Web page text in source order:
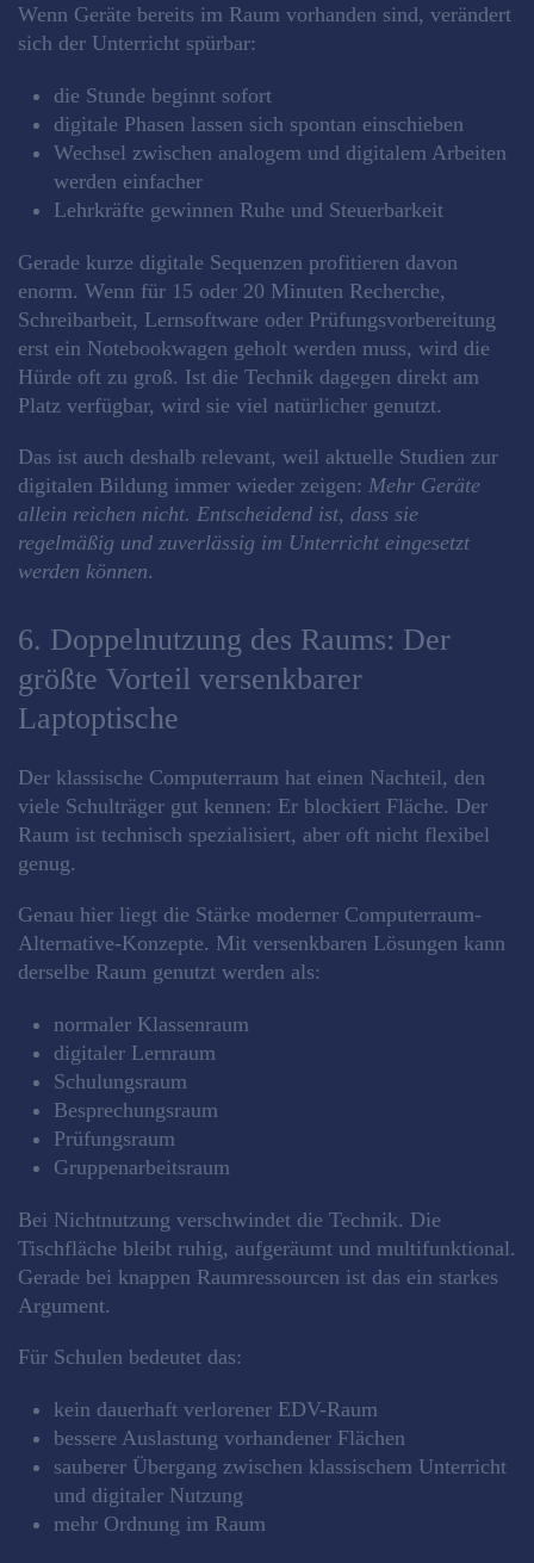
Wenn Geräte bereits im Raum vorhanden sind, verändert
sich der Unterricht spürbar:
die Stunde beginnt sofort
digitale Phasen lassen sich spontan einschieben
Wechsel zwischen analogem und digitalem Arbeiten
werden einfacher
Lehrkräfte gewinnen Ruhe und Steuerbarkeit
Gerade kurze digitale Sequenzen profitieren davon
enorm. Wenn für 15 oder 20 Minuten Recherche,
Schreibarbeit, Lernsoftware oder Prüfungsvorbereitung
erst ein Notebookwagen geholt werden muss, wird die
Hürde oft zu groß. Ist die Technik dagegen direkt am
Platz verfügbar, wird sie viel natürlicher genutzt.
Das ist auch deshalb relevant, weil aktuelle Studien zur
digitalen Bildung immer wieder zeigen: Mehr Geräte
allein reichen nicht. Entscheidend ist, dass sie
regelmäßig und zuverlässig im Unterricht eingesetzt
werden können.
6. Doppelnutzung des Raums: Der
größte Vorteil versenkbarer
Laptoptische
Der klassische Computerraum hat einen Nachteil, den
viele Schulträger gut kennen: Er blockiert Fläche. Der
Raum ist technisch spezialisiert, aber oft nicht flexibel
genug.
Genau hier liegt die Stärke moderner Computerraum-
Alternative-Konzepte. Mit versenkbaren Lösungen kann
derselbe Raum genutzt werden als:
normaler Klassenraum
digitaler Lernraum
Schulungsraum
Besprechungsraum
Prüfungsraum
Gruppenarbeitsraum
Bei Nichtnutzung verschwindet die Technik. Die
Tischfläche bleibt ruhig, aufgeräumt und multifunktional.
Gerade bei knappen Raumressourcen ist das ein starkes
Argument.
Für Schulen bedeutet das:
kein dauerhaft verlorener EDV-Raum
bessere Auslastung vorhandener Flächen
sauberer Übergang zwischen klassischem Unterricht
und digitaler Nutzung
mehr Ordnung im Raum